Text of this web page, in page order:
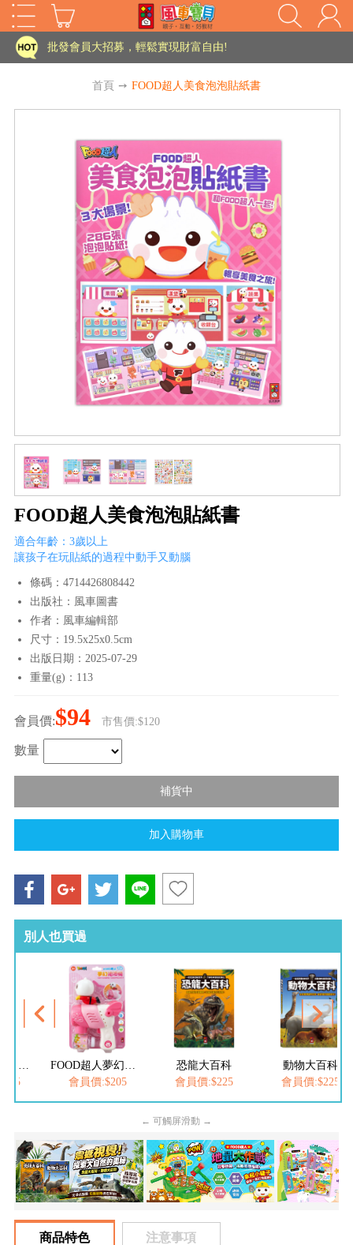
HOT
批發會員大招募，輕鬆實現財富自由!
如需更改或重開發票 需在訂單成立三天內通知客服 寄回發票需附上回郵郵票
批發會員大招募，輕鬆實現財富自由!
老師您好!!幼教會員火熱招募中~
海外購物免煩惱！點我查看『海外購物流程說明』
首頁 ➙ FOOD超人美食泡泡貼紙書
FOOD超人美食泡泡貼紙書
適合年齡：3歲以上
讓孩子在玩貼紙的過程中動手又動腦
條碼：4714426808442
出版社：風車圖書
作者：風車編輯部
尺寸：19.5x25x0.5cm
出版日期：2025-07-29
重量(g)：113
會員價:$94 市售價:$120
數量
別人也買過
恐龍大百科
會員價:$225
動物大百科
會員價:$225
會員價:$537
← 可觸屏滑動 →
商品特色 注意事項